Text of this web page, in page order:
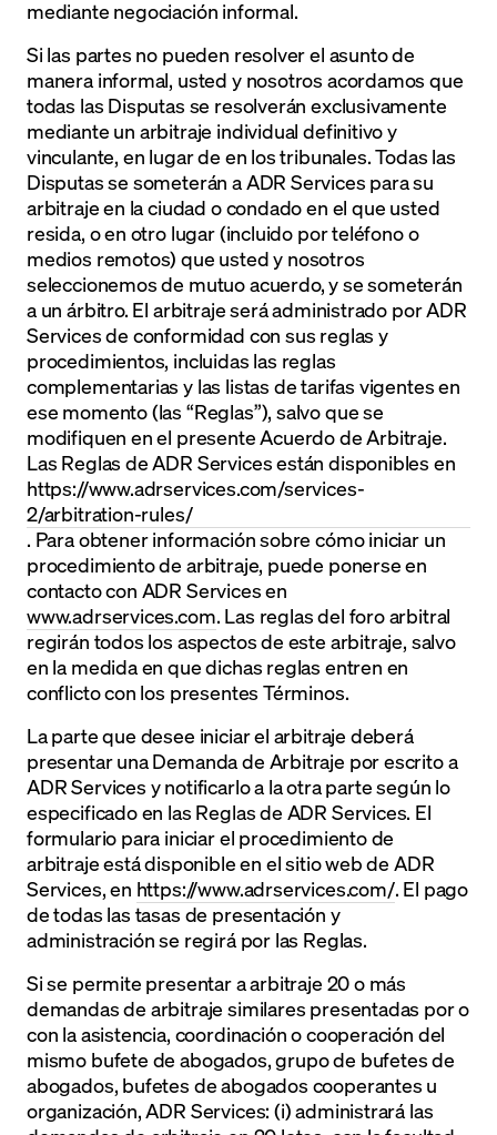
mediante negociación informal.
Si las partes no pueden resolver el asunto de
manera informal, usted y nosotros acordamos que
todas las Disputas se resolverán exclusivamente
mediante un arbitraje individual definitivo y
vinculante, en lugar de en los tribunales. Todas las
Disputas se someterán a ADR Services para su
arbitraje en la ciudad o condado en el que usted
resida, o en otro lugar (incluido por teléfono o
medios remotos) que usted y nosotros
seleccionemos de mutuo acuerdo, y se someterán
a un árbitro. El arbitraje será administrado por ADR
Services de conformidad con sus reglas y
procedimientos, incluidas las reglas
complementarias y las listas de tarifas vigentes en
ese momento (las “Reglas”), salvo que se
modifiquen en el presente Acuerdo de Arbitraje.
Las Reglas de ADR Services están disponibles en
https://www.adrservices.com/services-
2/arbitration-rules/
. Para obtener información sobre cómo iniciar un
procedimiento de arbitraje, puede ponerse en
contacto con ADR Services en
www.adrservices.com. Las reglas del foro arbitral
regirán todos los aspectos de este arbitraje, salvo
en la medida en que dichas reglas entren en
conflicto con los presentes Términos.
La parte que desee iniciar el arbitraje deberá
presentar una Demanda de Arbitraje por escrito a
ADR Services y notificarlo a la otra parte según lo
especificado en las Reglas de ADR Services. El
formulario para iniciar el procedimiento de
arbitraje está disponible en el sitio web de ADR
Services, en https://www.adrservices.com/. El pago
de todas las tasas de presentación y
administración se regirá por las Reglas.
Si se permite presentar a arbitraje 20 o más
demandas de arbitraje similares presentadas por o
con la asistencia, coordinación o cooperación del
mismo bufete de abogados, grupo de bufetes de
abogados, bufetes de abogados cooperantes u
organización, ADR Services: (i) administrará las